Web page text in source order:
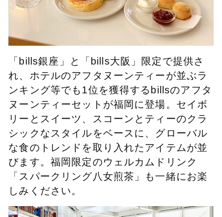
「bills銀座」と「bills大阪」限定で提供さ
れ、ホテルのアフタヌーンティーが並ぶラ
ンキング等でも1位を獲得するbillsのアフタ
ヌーンティーセットが福岡に登場。セイボ
リーとスイーツ、スコーンとティーのクラ
シックなスタイルをベースに、グローバル
な食のトレンドを取り入れたアイテムが並
びます。福岡限定のウェルカムドリンク
「スパークリング八女煎茶」も一緒にお楽
しみください。